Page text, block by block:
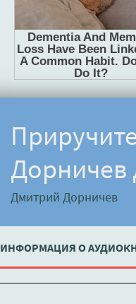
Дорничев
Дмитрий Дорничев
ИНФОРМАЦИЯ О